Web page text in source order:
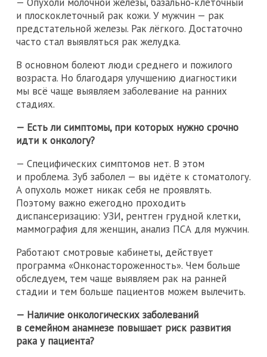
и плоскоклеточный рак кожи. У мужчин — рак
предстательной железы. Рак лёгкого. Достаточно
часто стал выявляться рак желудка.
В основном болеют люди среднего и пожилого
возраста. Но благодаря улучшению диагностики
мы всё чаще выявляем заболевание на ранних
стадиях.
— Есть ли симптомы, при которых нужно срочно
идти к онкологу?
— Специфических симптомов нет. В этом
и проблема. Зуб заболел — вы идёте к стоматологу.
А опухоль может никак себя не проявлять.
Поэтому важно ежегодно проходить
диспансеризацию: УЗИ, рентген грудной клетки,
маммография для женщин, анализ ПСА для мужчин.
Работают смотровые кабинеты, действует
программа «Онконастороженность». Чем больше
обследуем, тем чаще выявляем рак на ранней
стадии и тем больше пациентов можем вылечить.
— Наличие онкологических заболеваний
в семейном анамнезе повышает риск развития
рака у пациента?